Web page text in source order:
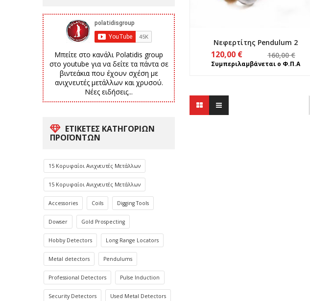
Μπείτε στο κανάλι Polatidis group
στο youtube για να δείτε τα πάντα σε
βιντεάκια που έχουν σχέση με
ανιχνευτές μετάλλων και χρυσού.
Νέες ειδήσεις...
ΕΤΙΚΈΤΕΣ ΚΑΤΗΓΟΡΙΏΝ
ΠΡΟΪΌΝΤΩΝ
15 Κορυφαίοι Ανιχνευτές Μετάλλων
15 Κορυφαίοι Ανιχνευτές Μετάλλων
Accessories Coils Digging Tools
Dowser Gold Prospecting
Hobby Detectors Long Range Locators
Metal detectors Pendulums
Professional Detectors Pulse Induction
Security Detectors Used Metal Detectors
Νεφερτίτης Pendulum 2
160,00€
Original
price
120,00 €
τρέχουσα
Συμπεριλαμβάνεται ο Φ.Π.Α